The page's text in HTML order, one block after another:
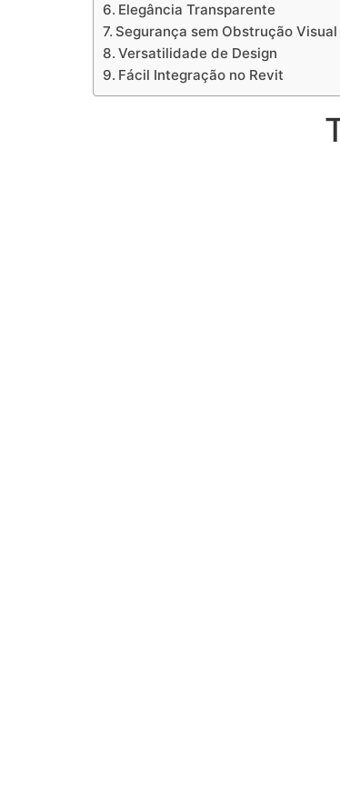
Elegância Transparente
Segurança sem Obstrução Visual
Versatilidade de Design
Fácil Integração no Revit